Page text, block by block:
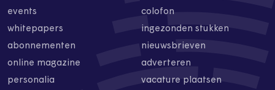
events
whitepapers
abonnementen
online magazine
personalia
colofon
ingezonden stukken
nieuwsbrieven
adverteren
vacature plaatsen